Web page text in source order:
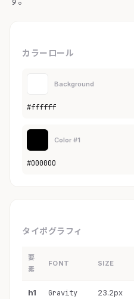
カラーロール
Background
#ffffff
Color #1
#000000
タイポグラフィ
要
素
FONT SIZE
h1 Gravity 23.2px